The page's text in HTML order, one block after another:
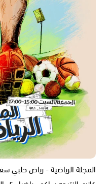
المجلة الرياضية - رياض حلبي